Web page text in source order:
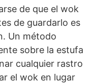
de que el wok
de guardarlo es
Un método
sobre la estufa
cualquier rastro
el wok en lugar